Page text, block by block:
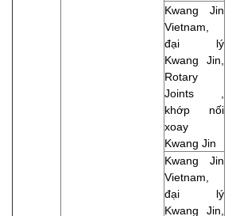
Kwang Jin
Vietnam,
đại lý
Kwang Jin,
Rotary
Joints ,
khớp nối
xoay
Kwang Jin
Kwang Jin
Vietnam,
đại lý
Kwang Jin,